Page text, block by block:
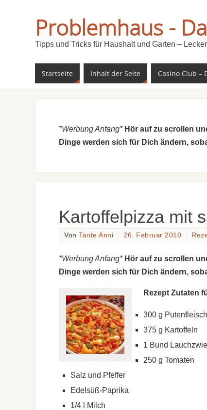
Problemhaus -
Tipps und Tricks für Haushalt und Garten –
Startseite Inhalt der Seite Casino Club –
*Werbung Anfang* Hör auf zu scrollen
Dinge werden sich für Dich ändern,
Kartoffelpizza mit
Von Tante Anni 26. Februar 2010
*Werbung Anfang* Hör auf zu scrollen
Dinge werden sich für Dich ändern,
Rezept Zutaten
300 g Putenfleisch
375 g Kartoffeln
1 Bund
250 g Tomaten
Salz und Pfeffer
Edelsüß-Paprika
1/4 l Milch